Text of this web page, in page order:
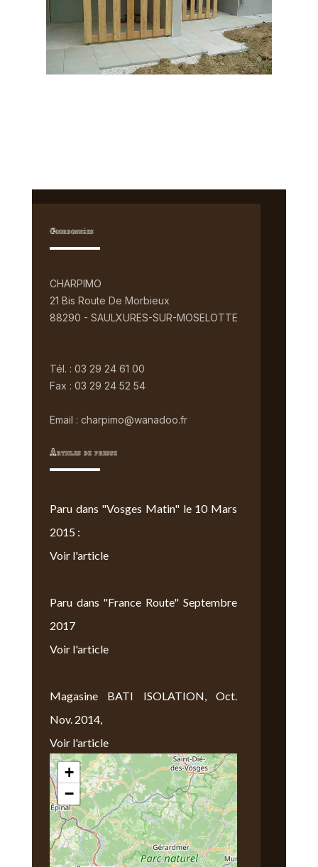
Coordonnées
CHARPIMO
21 Bis Route De Morbieux
88290 - SAULXURES-SUR-MOSELOTTE
Tél. : 03 29 24 61 00
Fax : 03 29 24 52 54
Email : charpimo@wanadoo.fr
Articles de presse
Paru dans "Vosges Matin" le 10 Mars
2015 :
Voir l'article
Paru dans "France Route" Septembre
2017
Voir l'article
Magasine BATI ISOLATION, Oct.
Nov. 2014,
Voir l'article
Nous Trouver
+
−